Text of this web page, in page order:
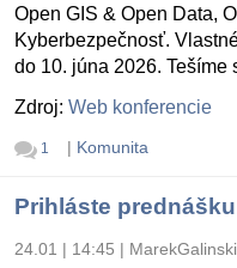
Open GIS & Open Data,
Kyberbezpečnosť.
do 10. júna 2026. Tešíme
Zdroj: Web konferencie
1 | Komunita
Prihláste
24.01 | 14:45 | MarekGalinski